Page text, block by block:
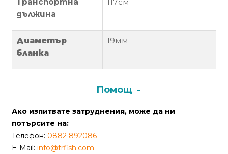
на
“бисквитки”
(Cookie)
права
запазени.
Интернет
Маркетинг
дължина
Диаметър
бланка
19мм
Помощ
Ако изпитвате затруднения, може да ни
потърсите на:
Телефон: 0882 892086
E-Mail: info@trfish.com